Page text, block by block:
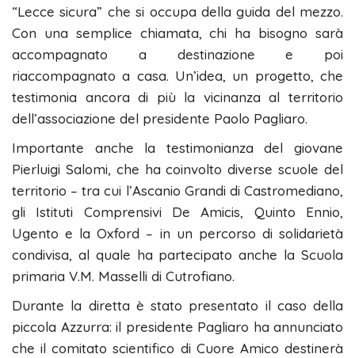
“Lecce sicura” che si occupa della guida del mezzo.
Con una semplice chiamata, chi ha bisogno sarà
accompagnato a destinazione e poi
riaccompagnato a casa. Un’idea, un progetto, che
testimonia ancora di più la vicinanza al territorio
dell’associazione del presidente Paolo Pagliaro.
Importante anche la testimonianza del giovane
Pierluigi Salomi, che ha coinvolto diverse scuole del
territorio – tra cui l’Ascanio Grandi di Castromediano,
gli Istituti Comprensivi De Amicis, Quinto Ennio,
Ugento e la Oxford – in un percorso di solidarietà
condivisa, al quale ha partecipato anche la Scuola
primaria V.M. Masselli di Cutrofiano.
Durante la diretta è stato presentato il caso della
piccola Azzurra: il presidente Pagliaro ha annunciato
che il comitato scientifico di Cuore Amico destinerà